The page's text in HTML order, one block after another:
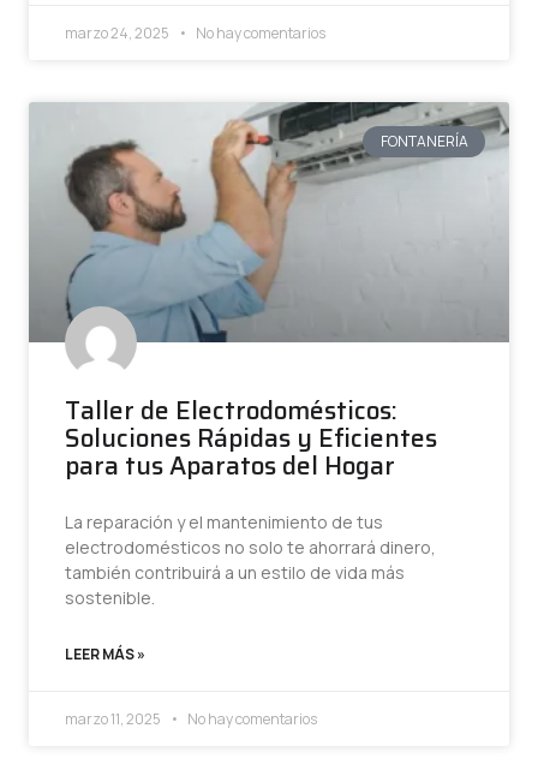
marzo 24, 2025 No hay comentarios
FONTANERÍA
Taller de Electrodomésticos:
Soluciones Rápidas y Eficientes
para tus Aparatos del Hogar
La reparación y el mantenimiento de tus
electrodomésticos no solo te ahorrará dinero,
también contribuirá a un estilo de vida más
sostenible.
LEER MÁS »
marzo 11, 2025 No hay comentarios